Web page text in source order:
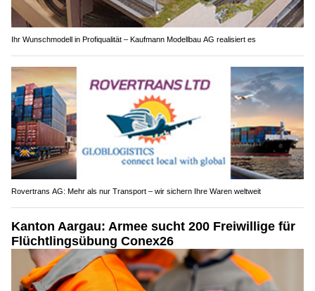
Ihr Wunschmodell in Profiqualität – Kaufmann Modellbau AG realisiert es
Rovertrans AG: Mehr als nur Transport – wir sichern Ihre Waren weltweit
Kanton Aargau: Armee sucht 200 Freiwillige für
Flüchtlingsübung Conex26